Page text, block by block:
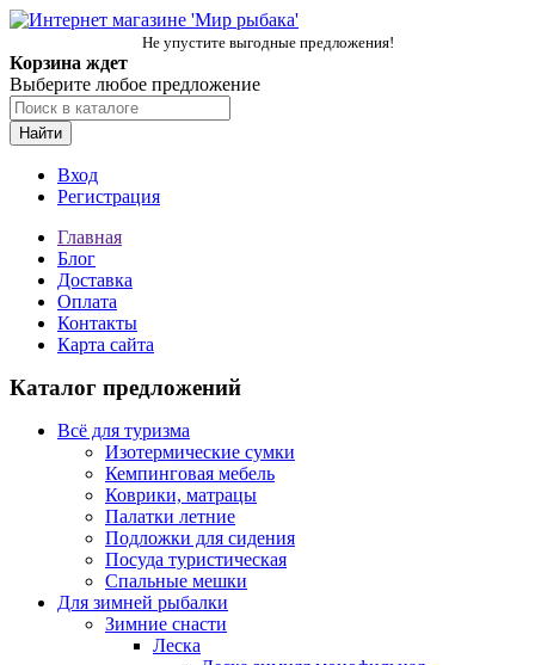
Не упустите выгодные предложения!
Корзина ждет
Выберите любое предложение
Найти
Вход
Регистрация
Главная
Блог
Доставка
Оплата
Контакты
Карта сайта
Каталог предложений
Всё для туризма
Изотермические сумки
Кемпинговая мебель
Коврики, матрацы
Палатки летние
Подложки для сидения
Посуда туристическая
Спальные мешки
Для зимней рыбалки
Зимние снасти
Леска